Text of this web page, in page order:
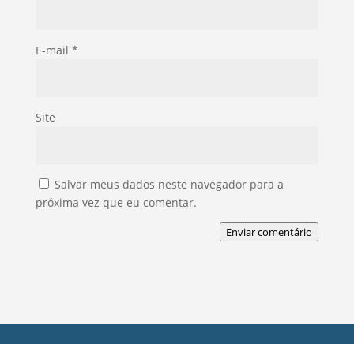
E-mail *
Site
Salvar meus dados neste navegador para a
próxima vez que eu comentar.
Enviar comentário